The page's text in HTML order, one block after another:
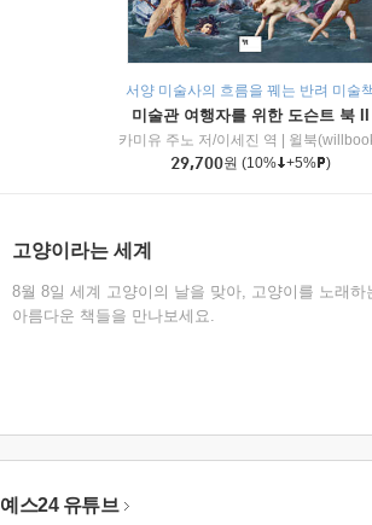
서양 미술사의 흐름을 꿰는 반려 미술
미술관 여행자를 위한 도슨트 북 II
카미유 주노 저/이세진 역
윌북
29,700원 (10% +5% )
고양이라는 세계
8월 8일 세계 고양이의 날을 맞아, 고양이를 노래하
아름다운 책들을 만나보세요.
예스24 유튜브